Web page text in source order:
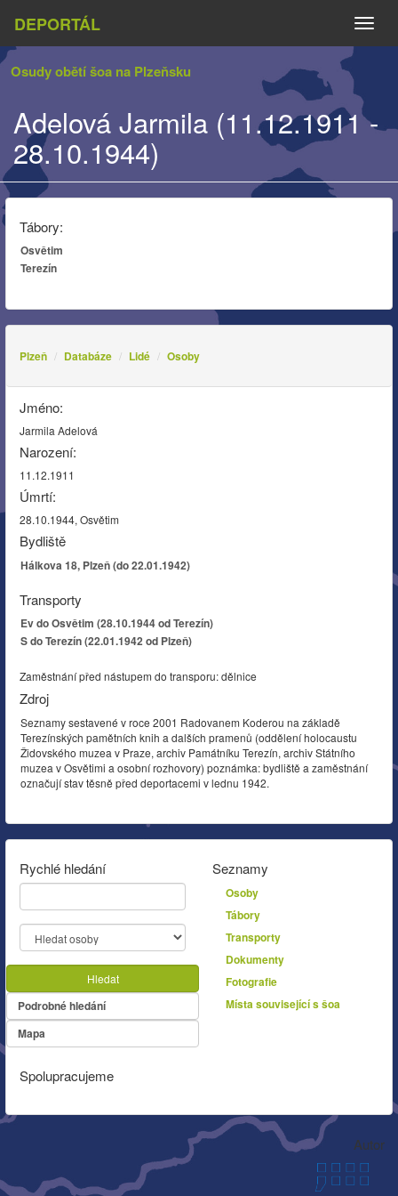
DEPORTÁL
Osudy obětí šoa na Plzeňsku
Adelová Jarmila (11.12.1911 -
28.10.1944)
Tábory:
Osvětim
Terezín
Plzeň Databáze Lidé Osoby
Jméno:
Jarmila Adelová
Narození:
11.12.1911
Úmrtí:
28.10.1944, Osvětim
Bydliště
Hálkova 18, Plzeň (do 22.01.1942)
Transporty
Ev do Osvětim (28.10.1944 od Terezín)
S do Terezín (22.01.1942 od Plzeň)
Zaměstnání před nástupem do transporu: dělnice
Zdroj
Seznamy sestavené v roce 2001 Radovanem Koderou na základě
Terezínských pamětních knih a dalších pramenů (oddělení holocaustu
Židovského muzea v Praze, archiv Památníku Terezín, archiv Státního
muzea v Osvětimi a osobní rozhovory) poznámka: bydliště a zaměstnání
označují stav těsně před deportacemi v lednu 1942.
Rychlé hledání
Hledat
Podrobné hledání
Mapa
Seznamy
Osoby
Tábory
Transporty
Dokumenty
Fotografie
Místa související s šoa
Spolupracujeme
Autor